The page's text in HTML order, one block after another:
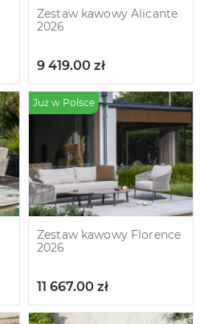
Zestaw kawowy Alicante
2026
9 419.00 zł
Już w Polsce
Zestaw kawowy Florence
2026
11 667.00 zł